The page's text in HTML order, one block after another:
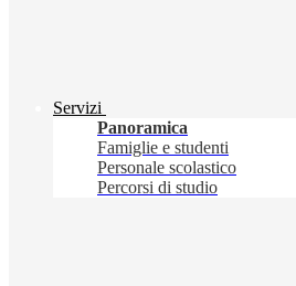
Servizi
Panoramica
Famiglie e studenti
Personale scolastico
Percorsi di studio